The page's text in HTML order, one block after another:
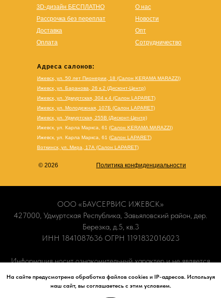
На сайте предусмотрена обработка файлов cookies и IP-адресов. Используя
наш сайт, вы соглашаетесь с этим условием.
3D-дизайн БЕСПЛАТНО
Рассрочка без переплат
Доставка
Оплата
О нас
Новости
Опт
Сотрудничество
Адреса салонов:
Ижевск, ул. 50 лет Пионерии, 18 (Салон KERAMA MARAZZI)
Ижевск, ул. Баранова, 26 к.2 (Дисконт-Центр)
Ижевск, ул. Удмуртская, 304 к.4 (Салон LAPARET)
Ижевск, ул. Молодежная, 107Б (Салон LAPARET)
Ижевск, ул. Удмуртская, 255В (Дисконт-Центр)
Ижевск, ул. Карла Маркса, 61 (Салон KERAMA MARAZZI)
Ижевск, ул. Карла Маркса, 61 (Салон LAPARET)
Воткинск, ул. Мира, 17А (Салон LAPARET)
© 2026 Политика конфиденциальности
ООО «БАУСЕРВИС ИЖЕВСК»
427000, Удмуртская Республика, Завьяловский район, дер.
Березка, д.5, кв.3
ИНН 1841087636 ОГРН 1191832016023
Информация носит ознакомительный характер и не является
публичной офертой. Наличие и актуальные цены вы можете
уточнить по телефону+7 (965) 840-70-90или в наших